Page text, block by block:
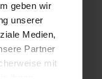
geben wir
unserer
Medien,
Partner
mit